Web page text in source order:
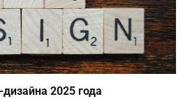
2025 года